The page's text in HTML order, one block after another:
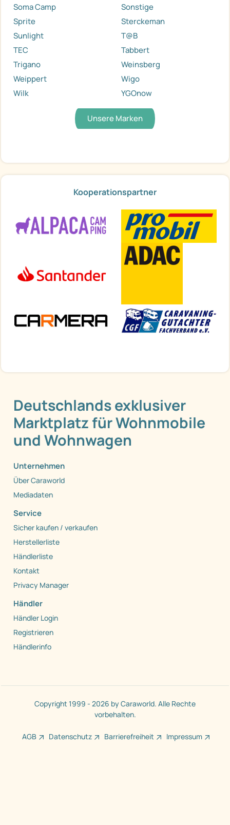
Soma Camp
Sonstige
Sprite
Sterckeman
Sunlight
T@B
TEC
Tabbert
Trigano
Weinsberg
Weippert
Wigo
Wilk
YGOnow
Unsere Marken
Kooperationspartner
Deutschlands exklusiver
Marktplatz für Wohnmobile
und Wohnwagen
Unternehmen
Über Caraworld
Mediadaten
Service
Sicher kaufen / verkaufen
Herstellerliste
Händlerliste
Kontakt
Privacy Manager
Händler
Händler Login
Registrieren
Händlerinfo
Copyright 1999 - 2026 by Caraworld. Alle Rechte
vorbehalten.
AGB Datenschutz Barrierefreiheit Impressum